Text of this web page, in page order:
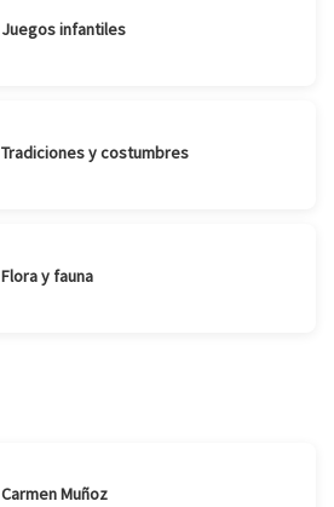
Juegos infantiles
Tradiciones y costumbres
Flora y fauna
Carmen Muñoz